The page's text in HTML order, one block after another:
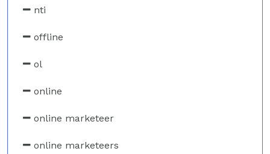
nti
offline
ol
online
online marketeer
online marketeers